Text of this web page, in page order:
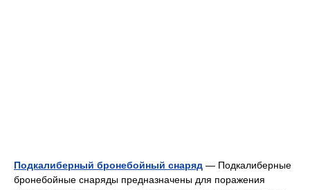
Подкалиберный бронебойный снаряд — Подкалиберные
бронебойные снаряды предназначены для поражения